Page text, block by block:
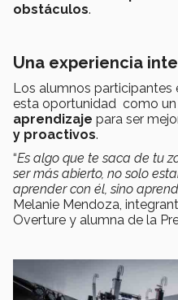
obstáculos.
Una experiencia
Los alumnos
esta oportunidad como un
aprendizaje para ser
y proactivos.
“Es algo que te saca de tu
ser más abierto, no solo
aprender con él, sino
Melanie Mendoza,
Overture y alumna de la